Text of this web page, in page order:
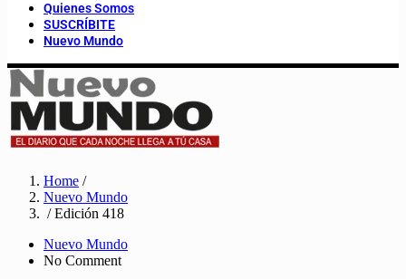
Quienes Somos
SUSCRÍBITE
Nuevo Mundo
Home /
Nuevo Mundo
/ Edición 418
Nuevo Mundo
No Comment